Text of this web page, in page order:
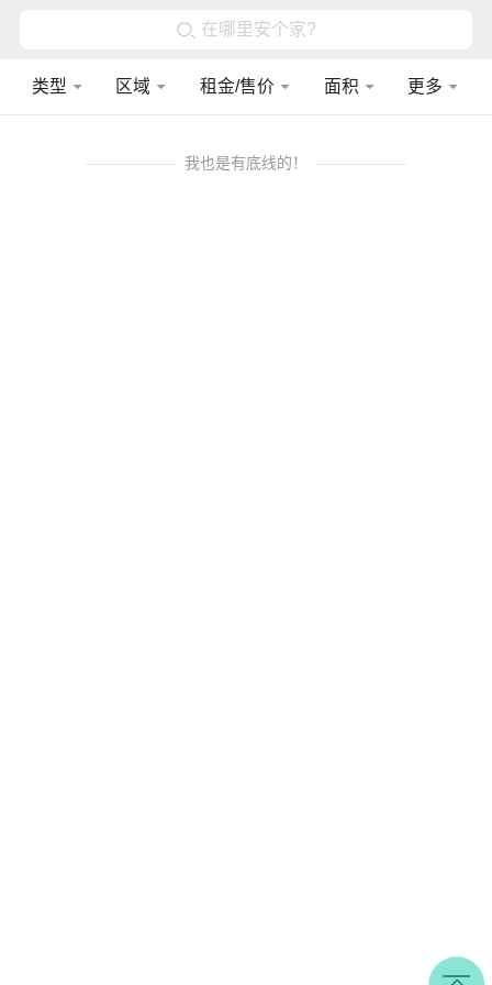
在哪里安个家?
类型 区域 租金/售价 面积 更多
我也是有底线的！